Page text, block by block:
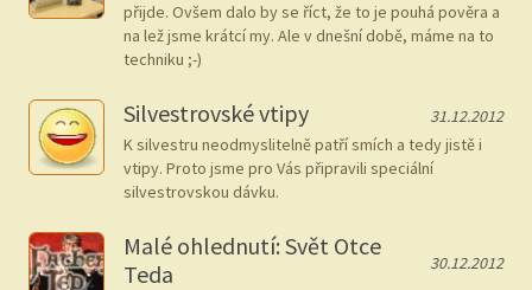
přijde. Ovšem dalo by se říct, že to je pouhá pověra a
na lež jsme krátcí my. Ale v dnešní době, máme na to
techniku ;-)
Silvestrovské vtipy
31.12.2012
K silvestru neodmyslitelně patří smích a tedy jistě i
vtipy. Proto jsme pro Vás připravili speciální
silvestrovskou dávku.
Malé ohlednutí: Svět Otce
Teda
30.12.2012